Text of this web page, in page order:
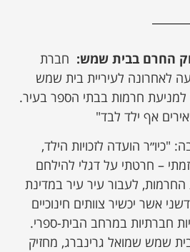
החרם בבית שמש: חברת
לאחרונה לעיריית בית שמש
חרמות בבתי הספר בעיר.
אף ילד לבד"
הועדה לזכויות הילד,
– חרטתי על דגלי להילחם
לעבור עיר עיר במדינת
אשר יכשיר צוותים חינוכיים
חברתיות במרחב הבית-ספרי.
שמש שמואל גרינברג, מחזיק